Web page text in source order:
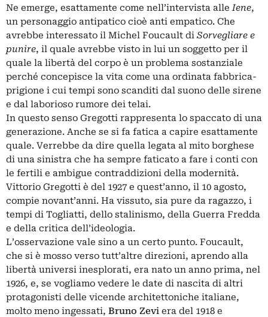
Ne emerge, esattamente come nell’intervista alleIene,
un personaggio antipatico cioè anti empatico. Che
avrebbe interessato il Michel Foucault di Sorvegliare e
punire, il quale avrebbe visto in lui un soggetto per il
quale la libertà del corpo è un problema sostanziale
perché concepisce la vita come una ordinata fabbrica-
prigione i cui tempi sono scanditi dal suono delle sirene
e dal laborioso rumore dei telai.
In questo senso Gregotti rappresenta lo spaccato di una
generazione. Anche se si fa fatica a capire esattamente
quale. Verrebbe da dire quella legata al mito borghese
di una sinistra che ha sempre faticato a fare i conti con
le fertili e ambigue contraddizioni della modernità.
Vittorio Gregotti è del 1927 e quest’anno, il 10 agosto,
compie novant’anni. Ha vissuto, sia pure da ragazzo, i
tempi di Togliatti, dello stalinismo, della Guerra Fredda
e della critica dell’ideologia.
L’osservazione vale sino a un certo punto. Foucault,
che si è mosso verso tutt’altre direzioni, aprendo alla
libertà universi inesplorati, era nato un anno prima, nel
1926, e, se vogliamo vedere le date di nascita di altri
protagonisti delle vicende architettoniche italiane,
molto meno ingessati, Bruno Zevi era del 1918 e